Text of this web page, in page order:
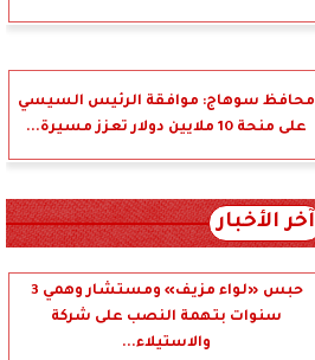
محافظ سوهاج: موافقة الرئيس السيسي
على منحة 10 ملايين دولار تعزز مسيرة...
آخر الأخبار
حبس «لواء مزيف» ومستشار وهمي 3
سنوات بتهمة النصب على شركة
والاستيلاء...